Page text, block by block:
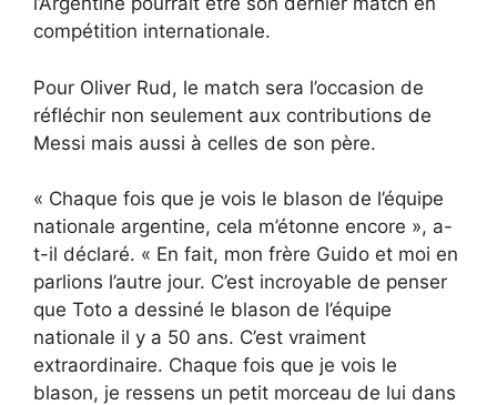
compétition internationale.
Pour Oliver Rud, le match sera l’occasion de
réfléchir non seulement aux contributions de
Messi mais aussi à celles de son père.
« Chaque fois que je vois le blason de l’équipe
nationale argentine, cela m’étonne encore », a-
t-il déclaré. « En fait, mon frère Guido et moi en
parlions l’autre jour. C’est incroyable de penser
que Toto a dessiné le blason de l’équipe
nationale il y a 50 ans. C’est vraiment
extraordinaire. Chaque fois que je vois le
blason, je ressens un petit morceau de lui dans